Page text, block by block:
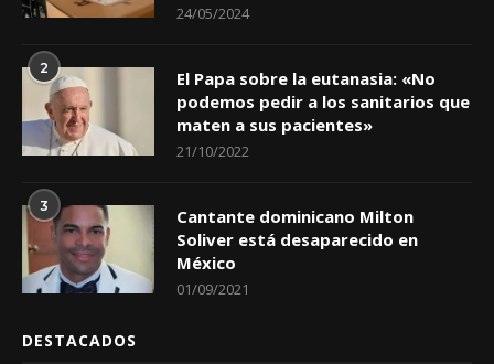
24/05/2024
2
El Papa sobre la eutanasia: «No
podemos pedir a los sanitarios que
maten a sus pacientes»
21/10/2022
3
Cantante dominicano Milton
Soliver está desaparecido en
México
01/09/2021
DESTACADOS